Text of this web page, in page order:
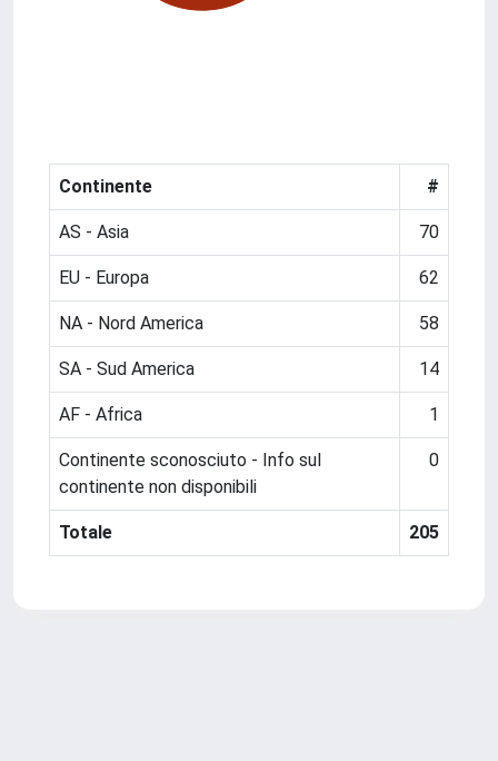
Continente #
AS - Asia 70
EU - Europa 62
NA - Nord America 58
SA - Sud America 14
AF - Africa 1
Continente sconosciuto - Info sul
continente non disponibili
0
Totale 205